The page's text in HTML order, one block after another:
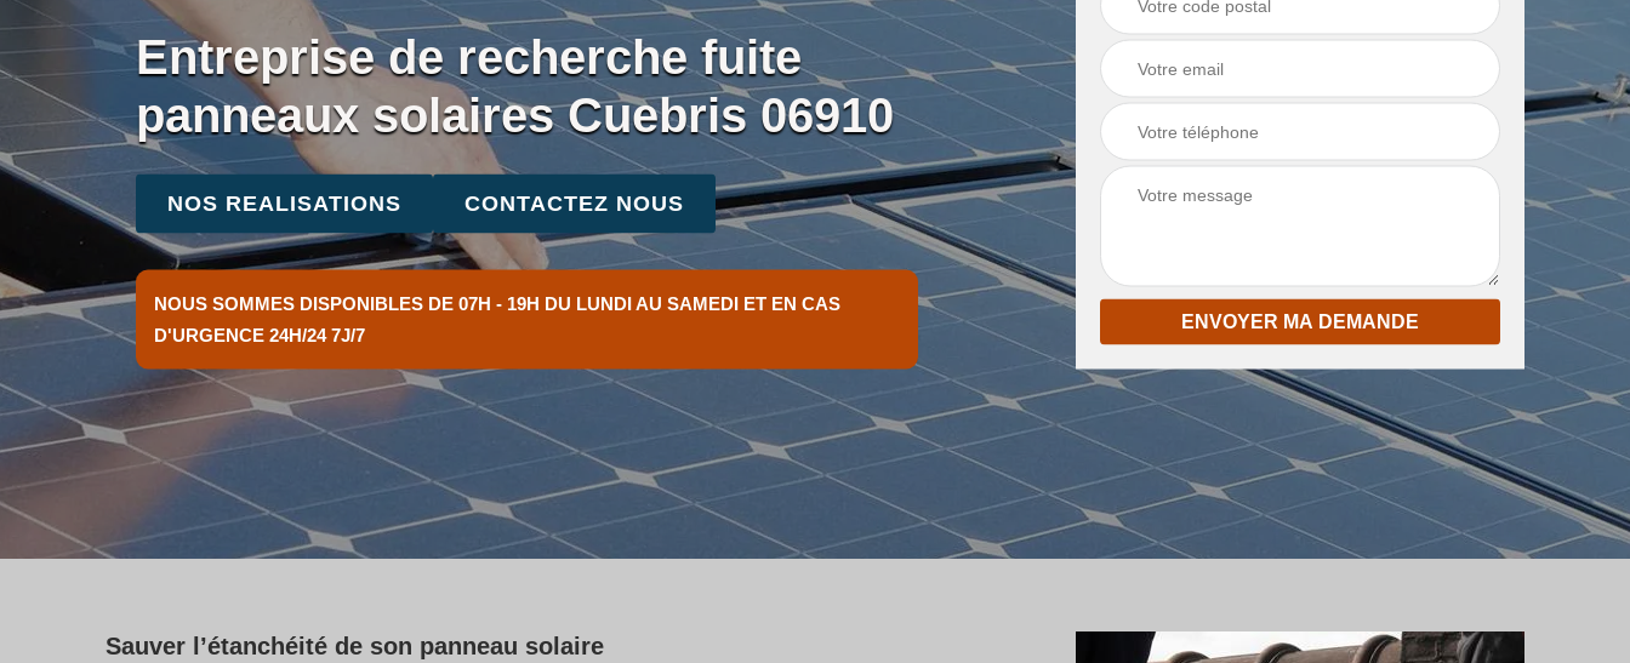
Entreprise de recherche fuite
panneaux solaires Cuebris 06910
NOS REALISATIONS CONTACTEZ NOUS
NOUS SOMMES DISPONIBLES DE 07H - 19H DU LUNDI AU SAMEDI ET EN CAS
D'URGENCE 24H/24 7J/7
Sauver l’étanchéité de son panneau solaire